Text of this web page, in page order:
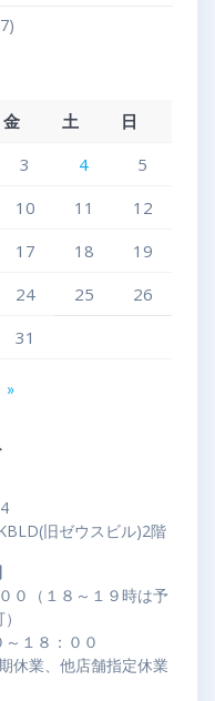
金 土
日
3 4
5
10 11
12
17 18
19
24 25
26
31
»
旧ゼウスビル)2階
（１８～１９時は予
～１８：００
業、他店舗指定休業